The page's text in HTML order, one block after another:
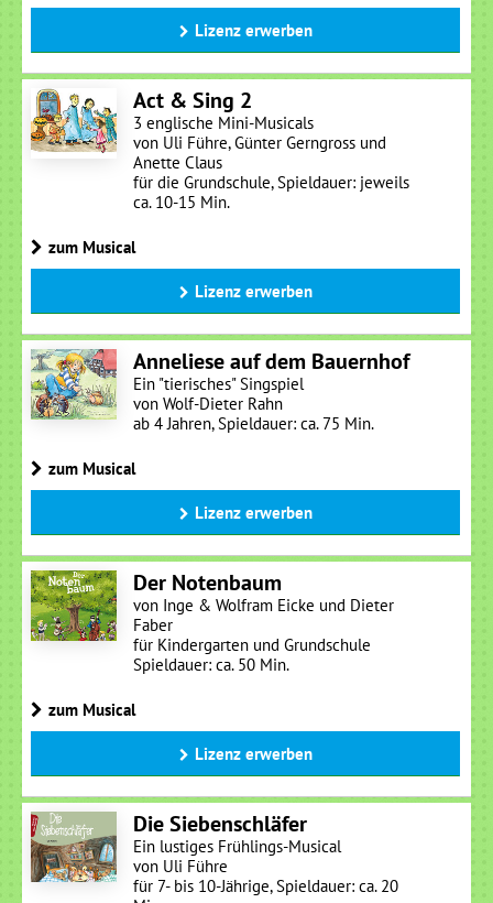
Lizenz erwerben
Act & Sing 2
3 englische Mini-Musicals
von Uli Führe, Günter Gerngross und
Anette Claus
für die Grundschule, Spieldauer: jeweils
ca. 10-15 Min.
zum Musical
Lizenz erwerben
Anneliese auf dem Bauernhof
Ein "tierisches" Singspiel
von Wolf-Dieter Rahn
ab 4 Jahren, Spieldauer: ca. 75 Min.
zum Musical
Lizenz erwerben
Der Notenbaum
von Inge & Wolfram Eicke und Dieter
Faber
für Kindergarten und Grundschule
Spieldauer: ca. 50 Min.
zum Musical
Lizenz erwerben
Die Siebenschläfer
Ein lustiges Frühlings-Musical
von Uli Führe
für 7- bis 10-Jährige, Spieldauer: ca. 20